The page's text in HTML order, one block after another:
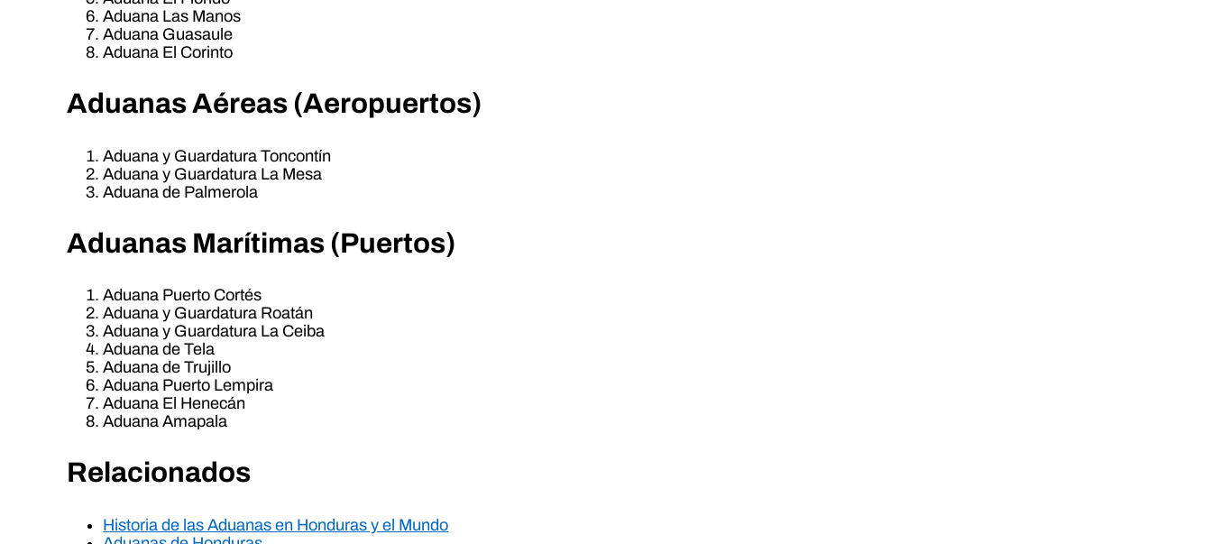
Aduana Las Manos
Aduana Guasaule
Aduana El Corinto
Aduanas Aéreas (Aeropuertos)
Aduana y Guardatura Toncontín
Aduana y Guardatura La Mesa
Aduana de Palmerola
Aduanas Marítimas (Puertos)
Aduana Puerto Cortés
Aduana y Guardatura Roatán
Aduana y Guardatura La Ceiba
Aduana de Tela
Aduana de Trujillo
Aduana Puerto Lempira
Aduana El Henecán
Aduana Amapala
Relacionados
Historia de las Aduanas en Honduras y el Mundo